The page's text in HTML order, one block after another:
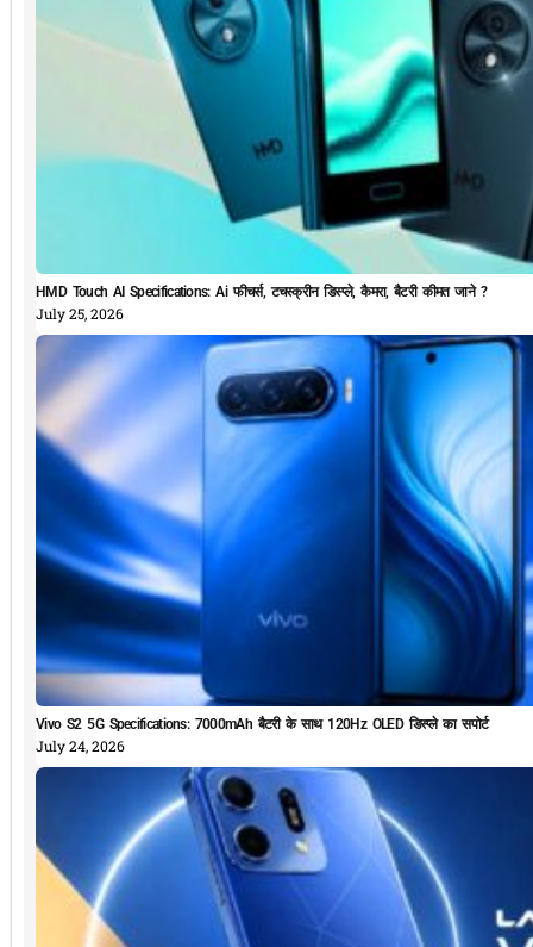
HMD Touch AI Specifications: Ai फीचर्स, टचस्क्रीन डिस्प्ले, कैमरा, बैटरी कीमत जाने ?
July 25, 2026
Vivo S2 5G Specifications: 7000mAh बैटरी के साथ 120Hz OLED डिस्प्ले का सपोर्ट
July 24, 2026